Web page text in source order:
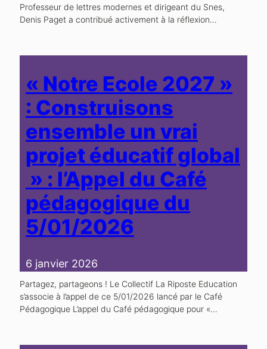
Professeur de lettres modernes et dirigeant du Snes,
Denis Paget a contribué activement à la réflexion…
« Notre Ecole 2027 »
: Construisons
ensemble un vrai
projet éducatif global
» : l’Appel du Café
pédagogique du
5/01/2026
6 janvier 2026
Partagez, partageons ! Le Collectif La Riposte Education
s’associe à l’appel de ce 5/01/2026 lancé par le Café
Pédagogique L’appel du Café pédagogique pour «…